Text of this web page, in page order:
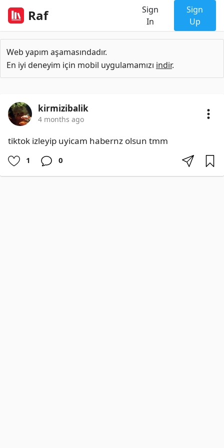
Raf
Sign
In
Sign
Up
Web yapım aşamasındadır.
En iyi deneyim için mobil uygulamamızı indir.
kirmizibalik
4 months ago
tiktok izleyip uyicam habernz olsun tmm
1 0